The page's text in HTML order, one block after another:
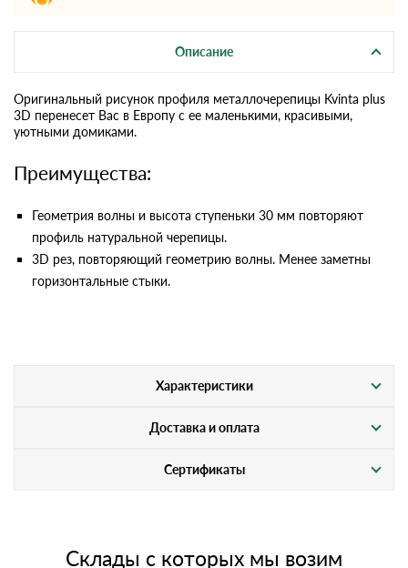
Описание
Оригинальный рисунок профиля металлочерепицы Kvinta plus
3D перенесет Вас в Европу с ее маленькими, красивыми,
уютными домиками.
Преимущества:
Геометрия волны и высота ступеньки 30 мм повторяют
профиль натуральной черепицы.
3D рез, повторяющий геометрию волны. Менее заметны
горизонтальные стыки.
Характеристики
Доставка и оплата
Сертификаты
Склады с которых мы возим